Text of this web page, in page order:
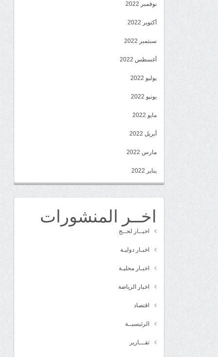
نوفمبر 2022
أكتوبر 2022
سبتمبر 2022
أغسطس 2022
يوليو 2022
يونيو 2022
مايو 2022
أبريل 2022
مارس 2022
يناير 2022
اخــر المنشورات
اخبــار لحــج
اخبـار دوليـة
اخبـار محليـة
اخبار الرياضة
اقتصاد
الرئيسيــة
تقـــارير